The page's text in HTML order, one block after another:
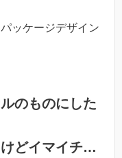
ッケージデザイン
のものにした
けどイマイチ…